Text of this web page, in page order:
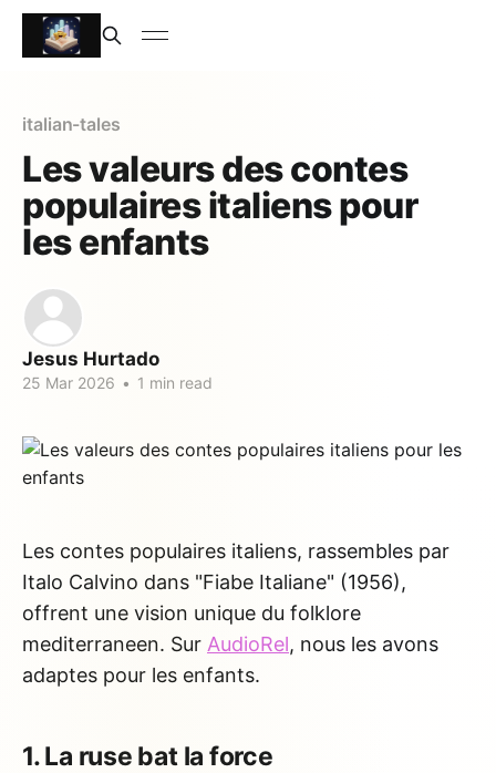
italian-tales
Les valeurs des contes
populaires italiens pour
les enfants
Jesus Hurtado
25 Mar 2026 • 1 min read
Les contes populaires italiens, rassembles par
Italo Calvino dans "Fiabe Italiane" (1956),
offrent une vision unique du folklore
mediterraneen. Sur AudioRel, nous les avons
adaptes pour les enfants.
1. La ruse bat la force